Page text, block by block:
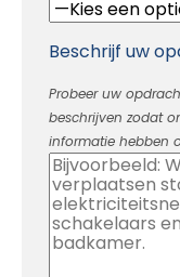
Beschrijf uw
Probeer uw
beschrijven zodat
informatie hebben